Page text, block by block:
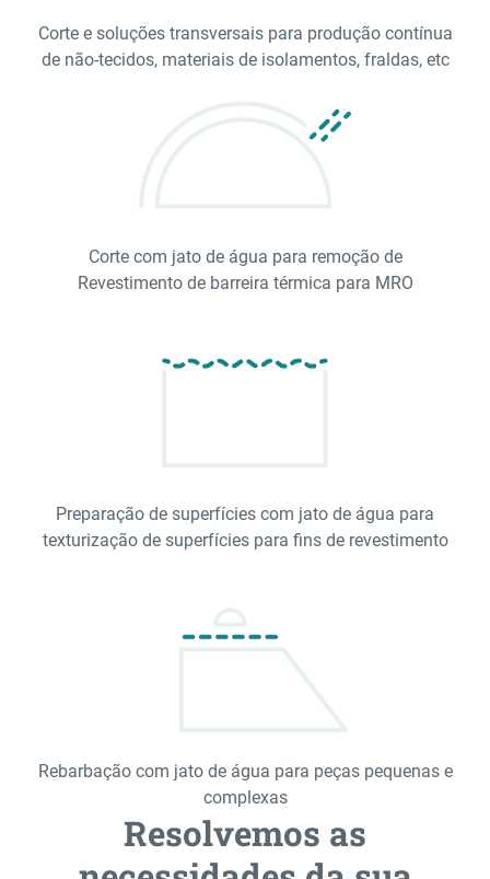
Corte e soluções transversais para produção contínua
de não-tecidos, materiais de isolamentos, fraldas, etc
Corte com jato de água para remoção de
Revestimento de barreira térmica para MRO
Preparação de superfícies com jato de água para
texturização de superfícies para fins de revestimento
Rebarbação com jato de água para peças pequenas e
complexas
Resolvemos as